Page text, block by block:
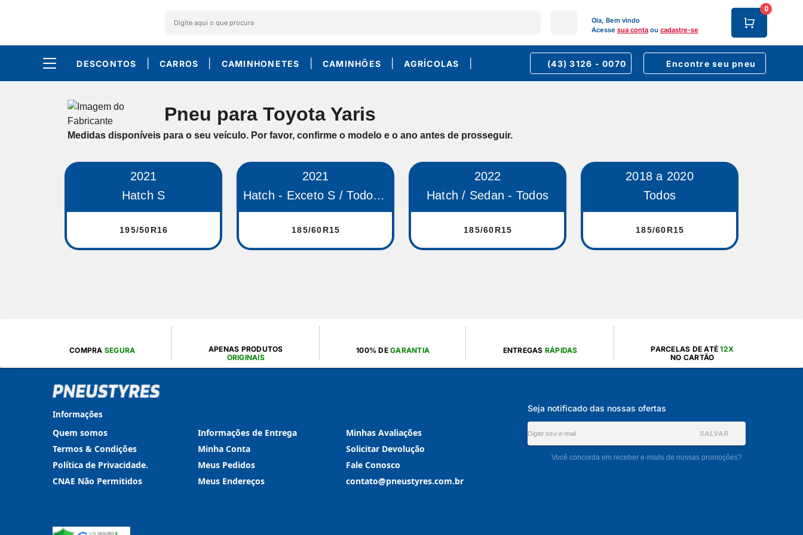
Ola, Bem vindo
Acesse sua conta ou cadastre-se
0
DESCONTOS CARROS CAMINHONETES CAMINHÕES AGRÍCOLAS (43) 3126 - 0070 Encontre seu pneu
Pneu para Toyota Yaris
Medidas disponíveis para o seu veículo. Por favor, confirme o modelo e o ano antes de prosseguir.
2021
Hatch S
195/50R16
2021
Hatch - Exceto S / Todos Sedan
185/60R15
2022
Hatch / Sedan - Todos
185/60R15
2018 a 2020
Todos
185/60R15
COMPRA SEGURA
APENAS PRODUTOS
ORIGINAIS
100% DEGARANTIA ENTREGAS RÁPIDAS PARCELAS DE ATÉ12X
NO CARTÃO
Informações
Quem somos
Termos & Condições
Política de Privacidade.
CNAE Não Permitidos
Informações de Entrega
Minha Conta
Meus Pedidos
Meus Endereços
Minhas Avaliações
Solicitar Devolução
Fale Conosco
contato@pneustyres.com.br
Seja notificado das nossas ofertas
SALVAR
Você concorda em receber e-mails de nossas promoções?